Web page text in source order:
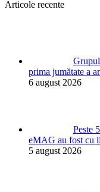
Articole recente
prima jumătate a
6 august 2026
Peste
eMAG au fost cu
5 august 2026